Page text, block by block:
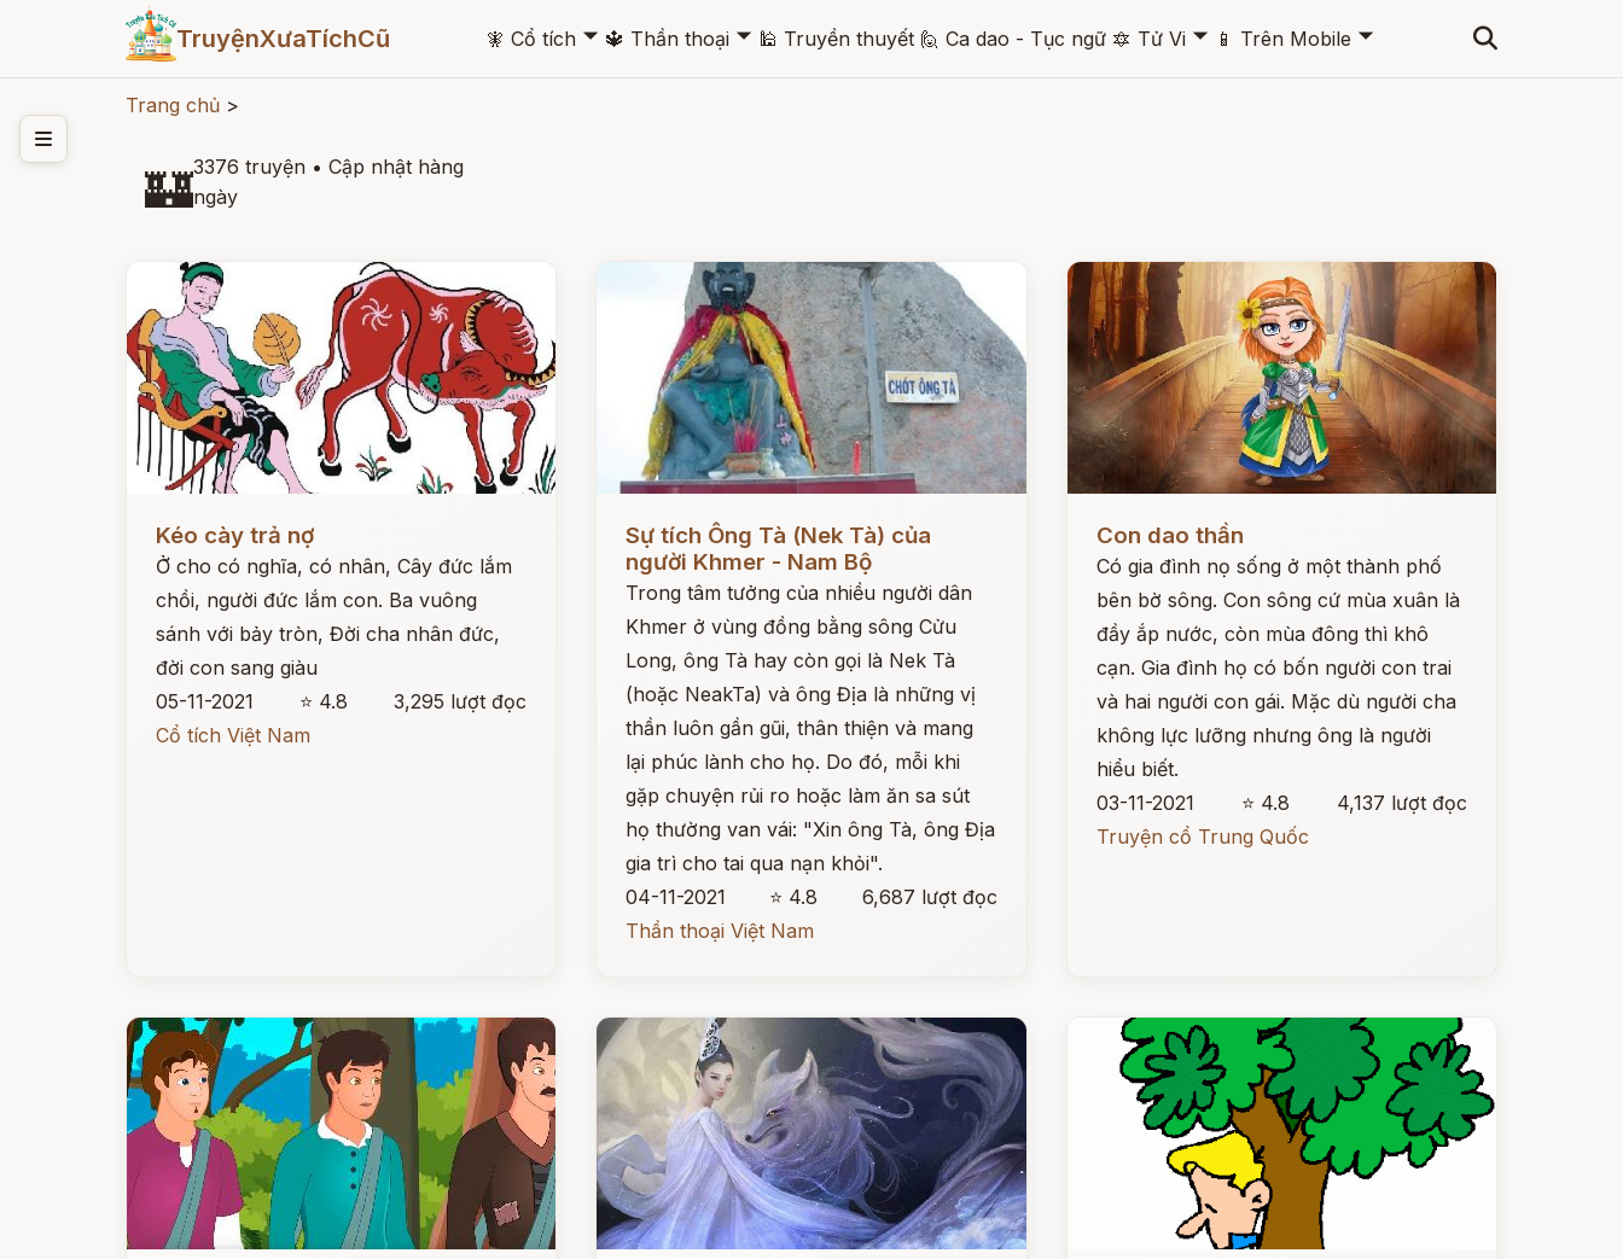
TruyệnXưaTíchCũ 🧚 Cổ tích 🞃 🔱 Thần thoại 🞃 🕌 Truyền thuyết 🙋 Ca dao - Tục ngữ 🔯 Tử Vi 🞃 📱 Trên Mobile 🞃
Trang chủ >
🏰3376 truyện • Cập nhật hàng
ngày
Kéo cày trả nợ
Ở cho có nghĩa, có nhân, Cây đức lắm
chồi, người đức lắm con. Ba vuông
sánh với bảy tròn, Đời cha nhân đức,
đời con sang giàu
05-11-2021
⭐ 4.8
3,295 lượt đọc
Cổ tích Việt Nam
Sự tích Ông Tà (Nek Tà) của
người Khmer - Nam Bộ
Trong tâm tưởng của nhiều người dân
Khmer ở vùng đồng bằng sông Cửu
Long, ông Tà hay còn gọi là Nek Tà
(hoặc NeakTa) và ông Địa là những vị
thần luôn gần gũi, thân thiện và mang
lại phúc lành cho họ. Do đó, mỗi khi
gặp chuyện rủi ro hoặc làm ăn sa sút
họ thường van vái: "Xin ông Tà, ông Địa
gia trì cho tai qua nạn khỏi".
04-11-2021
⭐ 4.8
6,687 lượt đọc
Thần thoại Việt Nam
Con dao thần
Có gia đình nọ sống ở một thành phố
bên bờ sông. Con sông cứ mùa xuân là
đầy ắp nước, còn mùa đông thì khô
cạn. Gia đình họ có bốn người con trai
và hai người con gái. Mặc dù người cha
không lực lưỡng nhưng ông là người
hiểu biết.
03-11-2021
⭐ 4.8
4,137 lượt đọc
Truyện cổ Trung Quốc